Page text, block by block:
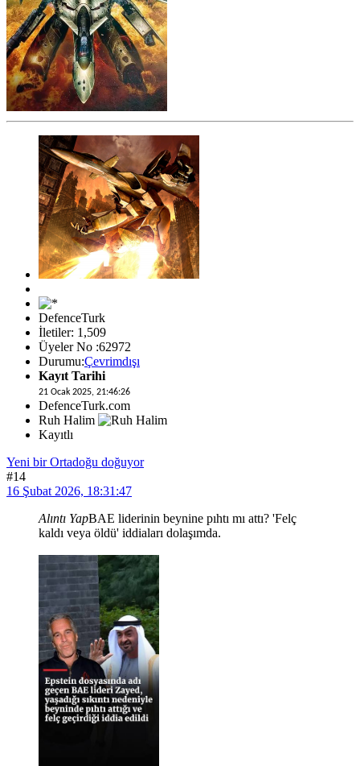
DefenceTurk
İletiler: 1,509
Üyeler No :62972
Durumu:Çevrimdışı
Kayıt Tarihi
21 Ocak 2025, 21:46:26
DefenceTurk.com
Ruh Halim
Kayıtlı
Yeni bir Ortadoğu doğuyor
#14
16 Şubat 2026, 18:31:47
Alıntı YapBAE liderinin beynine pıhtı mı attı? 'Felç
kaldı veya öldü' iddiaları dolaşımda.